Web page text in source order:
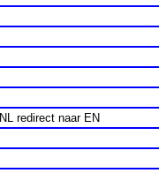
NL redirect naar EN